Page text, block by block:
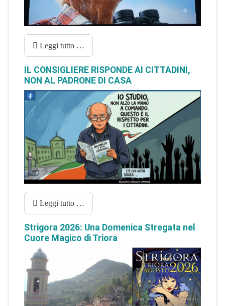
Leggi tutto …
IL CONSIGLIERE RISPONDE AI CITTADINI,
NON AL PADRONE DI CASA
Leggi tutto …
Strigora 2026: Una Domenica Stregata nel
Cuore Magico di Triora